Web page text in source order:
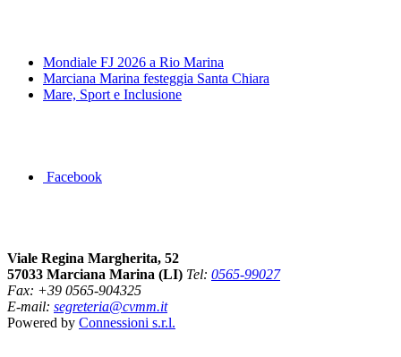
Mondiale FJ 2026 a Rio Marina
Marciana Marina festeggia Santa Chiara
Mare, Sport e Inclusione
Facebook
Viale Regina Margherita, 52
57033 Marciana Marina (LI) Tel: 0565-99027
Fax: +39 0565-904325
E-mail: segreteria@cvmm.it
Powered by Connessioni s.r.l.